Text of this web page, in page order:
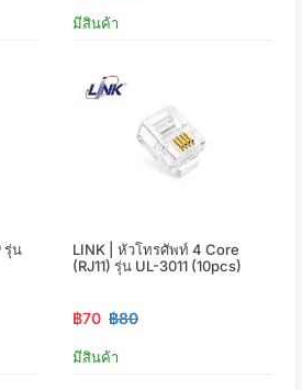
มีสินค้า
รุ่น
LINK | หัวโทรศัพท์ 4 Core
(RJ11) รุ่น UL-3011 (10pcs)
฿70 ฿80
มีสินค้า